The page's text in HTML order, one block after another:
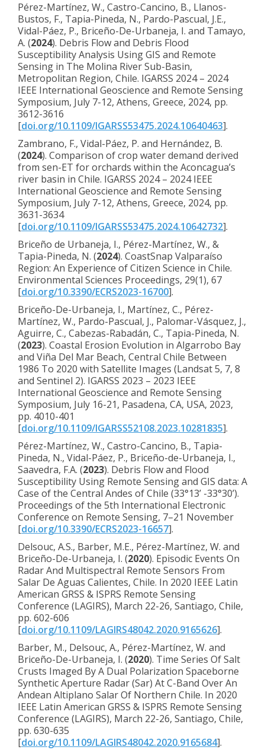
Pérez-Martínez, W., Castro-Cancino, B., Llanos-
Bustos, F., Tapia-Pineda, N., Pardo-Pascual, J.E.,
Vidal-Páez, P., Briceño-De-Urbaneja, I. and Tamayo,
A. (2024). Debris Flow and Debris Flood
Susceptibility Analysis Using GIS and Remote
Sensing in The Molina River Sub-Basin,
Metropolitan Region, Chile. IGARSS 2024 – 2024
IEEE International Geoscience and Remote Sensing
Symposium, July 7-12, Athens, Greece, 2024, pp.
3612-3616
[doi.org/10.1109/IGARSS53475.2024.10640463].
Zambrano, F., Vidal-Páez, P. and Hernández, B.
(2024). Comparison of crop water demand derived
from sen-ET for orchards within the Aconcagua’s
river basin in Chile. IGARSS 2024 – 2024 IEEE
International Geoscience and Remote Sensing
Symposium, July 7-12, Athens, Greece, 2024, pp.
3631-3634
[doi.org/10.1109/IGARSS53475.2024.10642732].
Briceño de Urbaneja, I., Pérez-Martínez, W., &
Tapia-Pineda, N. (2024). CoastSnap Valparaíso
Region: An Experience of Citizen Science in Chile.
Environmental Sciences Proceedings, 29(1), 67
[doi.org/10.3390/ECRS2023-16700].
Briceño-De-Urbaneja, I., Martínez, C., Pérez-
Martínez, W., Pardo-Pascual, J., Palomar-Vásquez, J.,
Aguirre, C., Cabezas-Rabadán, C., Tapia-Pineda, N.
(2023). Coastal Erosion Evolution in Algarrobo Bay
and Viña Del Mar Beach, Central Chile Between
1986 To 2020 with Satellite Images (Landsat 5, 7, 8
and Sentinel 2). IGARSS 2023 – 2023 IEEE
International Geoscience and Remote Sensing
Symposium, July 16-21, Pasadena, CA, USA, 2023,
pp. 4010-401
[doi.org/10.1109/IGARSS52108.2023.10281835].
Pérez-Martínez, W., Castro-Cancino, B., Tapia-
Pineda, N., Vidal-Páez, P., Briceño-de-Urbaneja, I.,
Saavedra, F.A. (2023). Debris Flow and Flood
Susceptibility Using Remote Sensing and GIS data: A
Case of the Central Andes of Chile (33°13’ -33°30’).
Proceedings of the 5th International Electronic
Conference on Remote Sensing, 7–21 November
[doi.org/10.3390/ECRS2023-16657].
Delsouc, A.S., Barber, M.E., Pérez-Martínez, W. and
Briceño-De-Urbaneja, I. (2020). Episodic Events On
Radar And Multispectral Remote Sensors From
Salar De Aguas Calientes, Chile. In 2020 IEEE Latin
American GRSS & ISPRS Remote Sensing
Conference (LAGIRS), March 22-26, Santiago, Chile,
pp. 602-606
[doi.org/10.1109/LAGIRS48042.2020.9165626].
Barber, M., Delsouc, A., Pérez-Martínez, W. and
Briceño-De-Urbaneja, I. (2020). Time Series Of Salt
Crusts Imaged By A Dual Polarization Spaceborne
Synthetic Aperture Radar (Sar) At C-Band Over An
Andean Altiplano Salar Of Northern Chile. In 2020
IEEE Latin American GRSS & ISPRS Remote Sensing
Conference (LAGIRS), March 22-26, Santiago, Chile,
pp. 630-635
[doi.org/10.1109/LAGIRS48042.2020.9165684].